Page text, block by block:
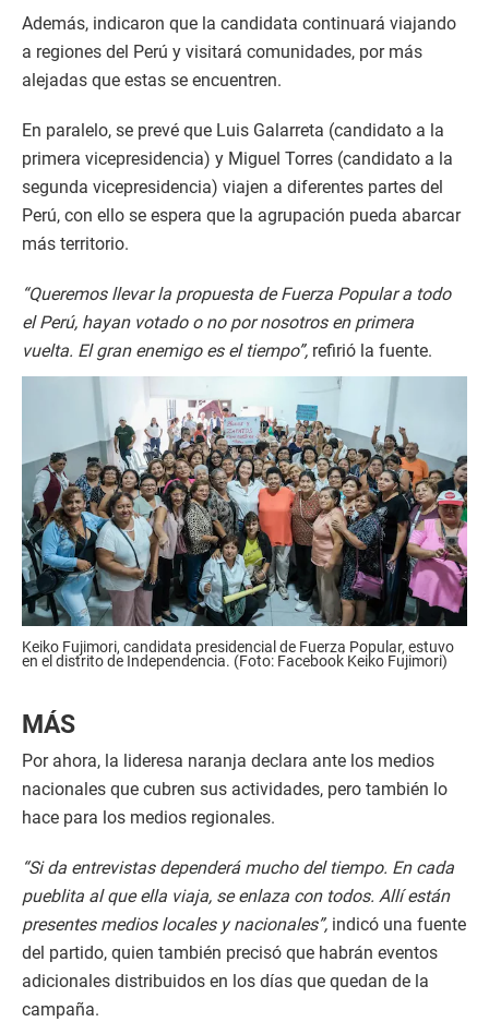
Además, indicaron que la candidata continuará viajando
a regiones del Perú y visitará comunidades, por más
alejadas que estas se encuentren.
En paralelo, se prevé que Luis Galarreta (candidato a la
primera vicepresidencia) y Miguel Torres (candidato a la
segunda vicepresidencia) viajen a diferentes partes del
Perú, con ello se espera que la agrupación pueda abarcar
más territorio.
“Queremos llevar la propuesta de Fuerza Popular a todo
el Perú, hayan votado o no por nosotros en primera
vuelta. El gran enemigo es el tiempo”, refirió la fuente.
Keiko Fujimori, candidata presidencial de Fuerza Popular, estuvo
en el distrito de Independencia. (Foto: Facebook Keiko Fujimori)
MÁS
Por ahora, la lideresa naranja declara ante los medios
nacionales que cubren sus actividades, pero también lo
hace para los medios regionales.
“Si da entrevistas dependerá mucho del tiempo. En cada
pueblita al que ella viaja, se enlaza con todos. Allí están
presentes medios locales y nacionales”, indicó una fuente
del partido, quien también precisó que habrán eventos
adicionales distribuidos en los días que quedan de la
campaña.